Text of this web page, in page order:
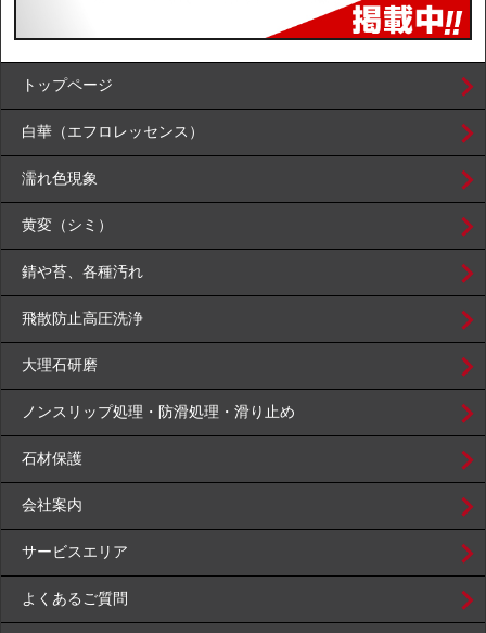
トップページ
白華（エフロレッセンス）
濡れ色現象
黄変（シミ）
錆や苔、各種汚れ
飛散防止高圧洗浄
大理石研磨
ノンスリップ処理・防滑処理・滑り止め
石材保護
会社案内
サービスエリア
よくあるご質問